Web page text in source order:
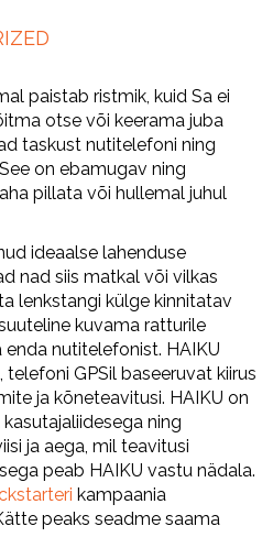
paistab ristmik, kuid Sa ei
otse või keerama juba
taskust nutitelefoni ning
on ebamugav ning
pillata või hullemal juhul
ideaalse lahenduse
nad siis matkal või vilkas
lenkstangi külge kinnitatav
kuvama ratturile
nutitelefonist. HAIKU
GPSil baseeruvat kiirus
ja kõneteavitusi. HAIKU on
ning
ja aega, mil teavitusi
peab HAIKU vastu nädala.
kampaania
peaks seadme saama